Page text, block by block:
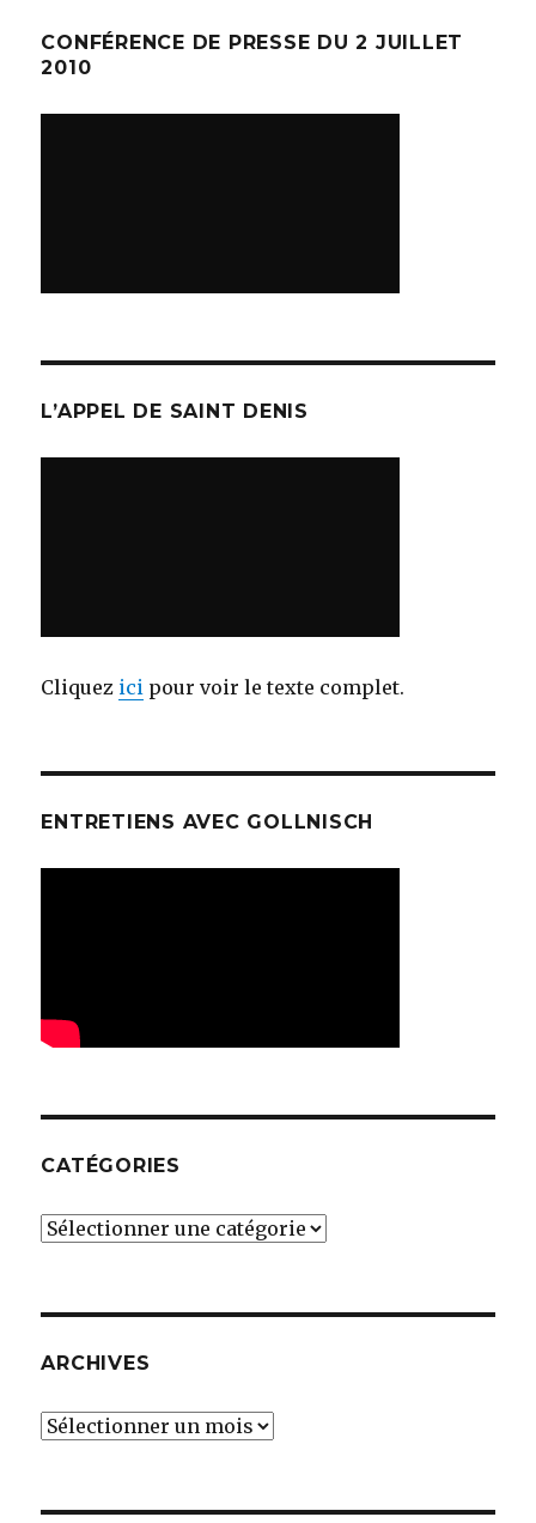
CONFÉRENCE DE PRESSE DU 2 JUILLET
2010
L’APPEL DE SAINT DENIS
Cliquez ici pour voir le texte complet.
ENTRETIENS AVEC GOLLNISCH
CATÉGORIES
Catégories
ARCHIVES
Archives